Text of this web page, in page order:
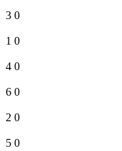
3 0
1 0
4 0
6 0
2 0
5 0